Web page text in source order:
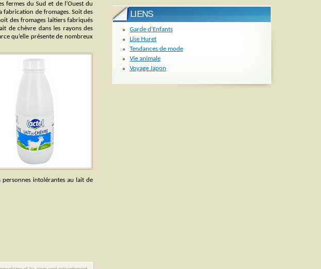
fermes du Sud et de l’Ouest du
fabrication de fromages. Soit des
des fromages laitiers fabriqués
de chèvre dans les rayons des
qu’elle présente de nombreux
intolérantes au lait de
LIENS
Garde d'Enfants
Lise Huret
Tendances de mode
Vie animale
Voyage Japon